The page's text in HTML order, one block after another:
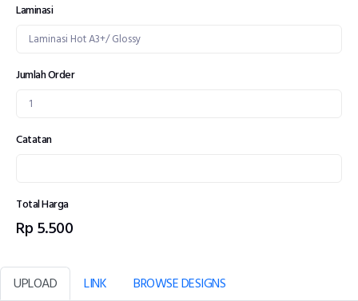
Laminasi
Jumlah Order
Catatan
Total Harga
Rp 5.500
UPLOAD LINK
BROWSE DESIGNS